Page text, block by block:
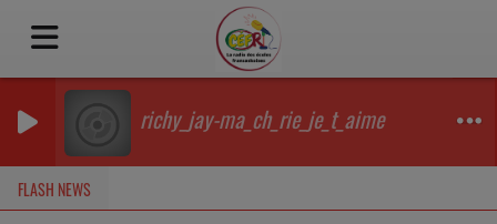
richy_jay-ma_ch_rie_je_t_aime
FLASH NEWS